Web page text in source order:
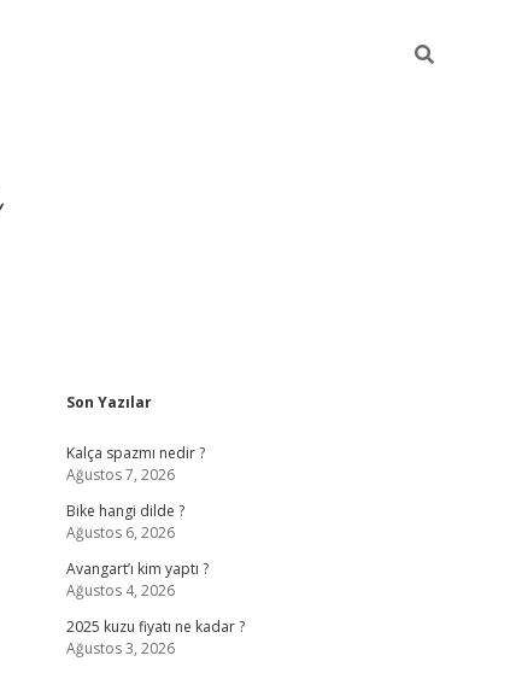
Sidebar
Son Yazılar
Kalça spazmı nedir ?
Ağustos 7, 2026
Bike hangi dilde ?
Ağustos 6, 2026
Avangart’ı kim yaptı ?
Ağustos 4, 2026
2025 kuzu fiyatı ne kadar ?
Ağustos 3, 2026